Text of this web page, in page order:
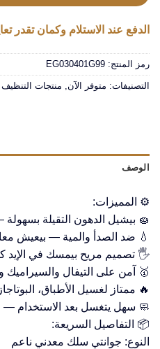
الدفع عند الاستلام وكمان تقدر
رمز المنتج: EG030401G99
التصنيفات: متوفر الآن منتجات التنظيف
الوصف
⚙️ المميزات:
🧽 بيشيل الدهون التقيلة
💧 ضد الصدأ والمية — بيعيش
🖐️ تصميم مريح بيمسك في الإيد
🥇 آمن على التيفال
🔥 ممتاز لغسيل الأطباق،
🧼 سهل يتغسل بعد الاستخدام
📦 التفاصيل السريعة:
النوع: جوانتي سلك معدني ناعم